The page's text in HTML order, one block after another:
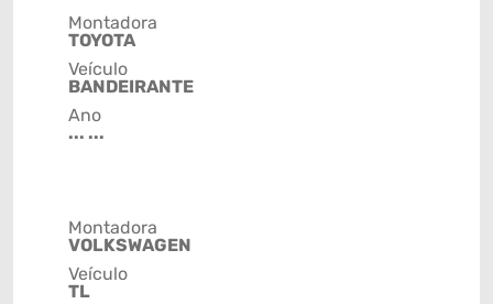
Montadora
TOYOTA
Veículo
BANDEIRANTE
Ano
... ...
Montadora
VOLKSWAGEN
Veículo
TL